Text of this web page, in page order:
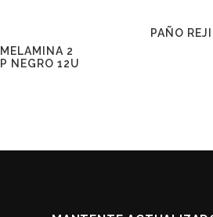
2
NEGRO 12U
PAÑO